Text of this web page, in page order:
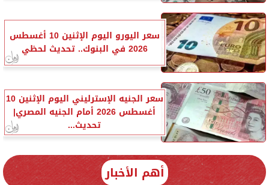
سعر اليورو اليوم الإثنين 10 أغسطس
2026 في البنوك.. تحديث لحظي
سعر الجنيه الإسترليني اليوم الإثنين 10
أغسطس 2026 أمام الجنيه المصري|
تحديث...
أهم الأخبار